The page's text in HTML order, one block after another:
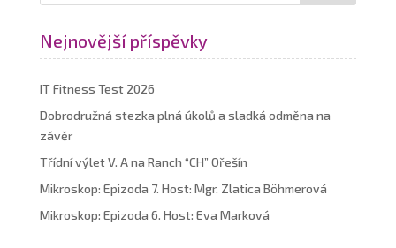
Nejnovější příspěvky
IT Fitness Test 2026
Dobrodružná stezka plná úkolů a sladká odměna na
závěr
Třídní výlet V. A na Ranch “CH” Ořešín
Mikroskop: Epizoda 7. Host: Mgr. Zlatica Böhmerová
Mikroskop: Epizoda 6. Host: Eva Marková